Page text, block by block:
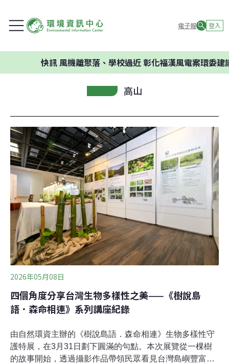
電子報 登入
風機離聚落、學校過近 彰化福漢風電案環委建議不應開
高山
2026年05月08日
四個角度分享台灣生物多樣性之美——《樹說島
語．森命相連》系列講座紀錄
由自然環資主辦的《樹說島語．森命相連》生物多樣性守
護特展，在3月31日劃下圓滿的句點。本次展覽從一棵樹
的故事開始，透過攝影作品帶領民眾看見台灣島嶼豐富的